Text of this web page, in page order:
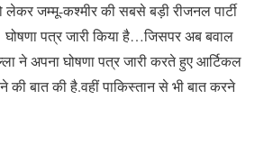
जम्मू-कश्मीर की सबसे बड़ी रीजनल पार्टी
पत्र जारी किया है…जिसपर अब बवाल
ने अपना घोषणा पत्र जारी करते हुए आर्टिकल
बात की है.वहीं पाकिस्तान से भी बात करने